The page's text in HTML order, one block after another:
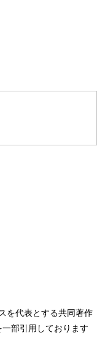
を代表とする共同著作
部引用しております